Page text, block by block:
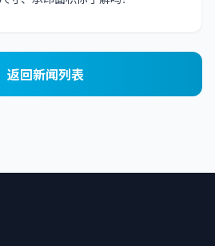
返回新闻列表